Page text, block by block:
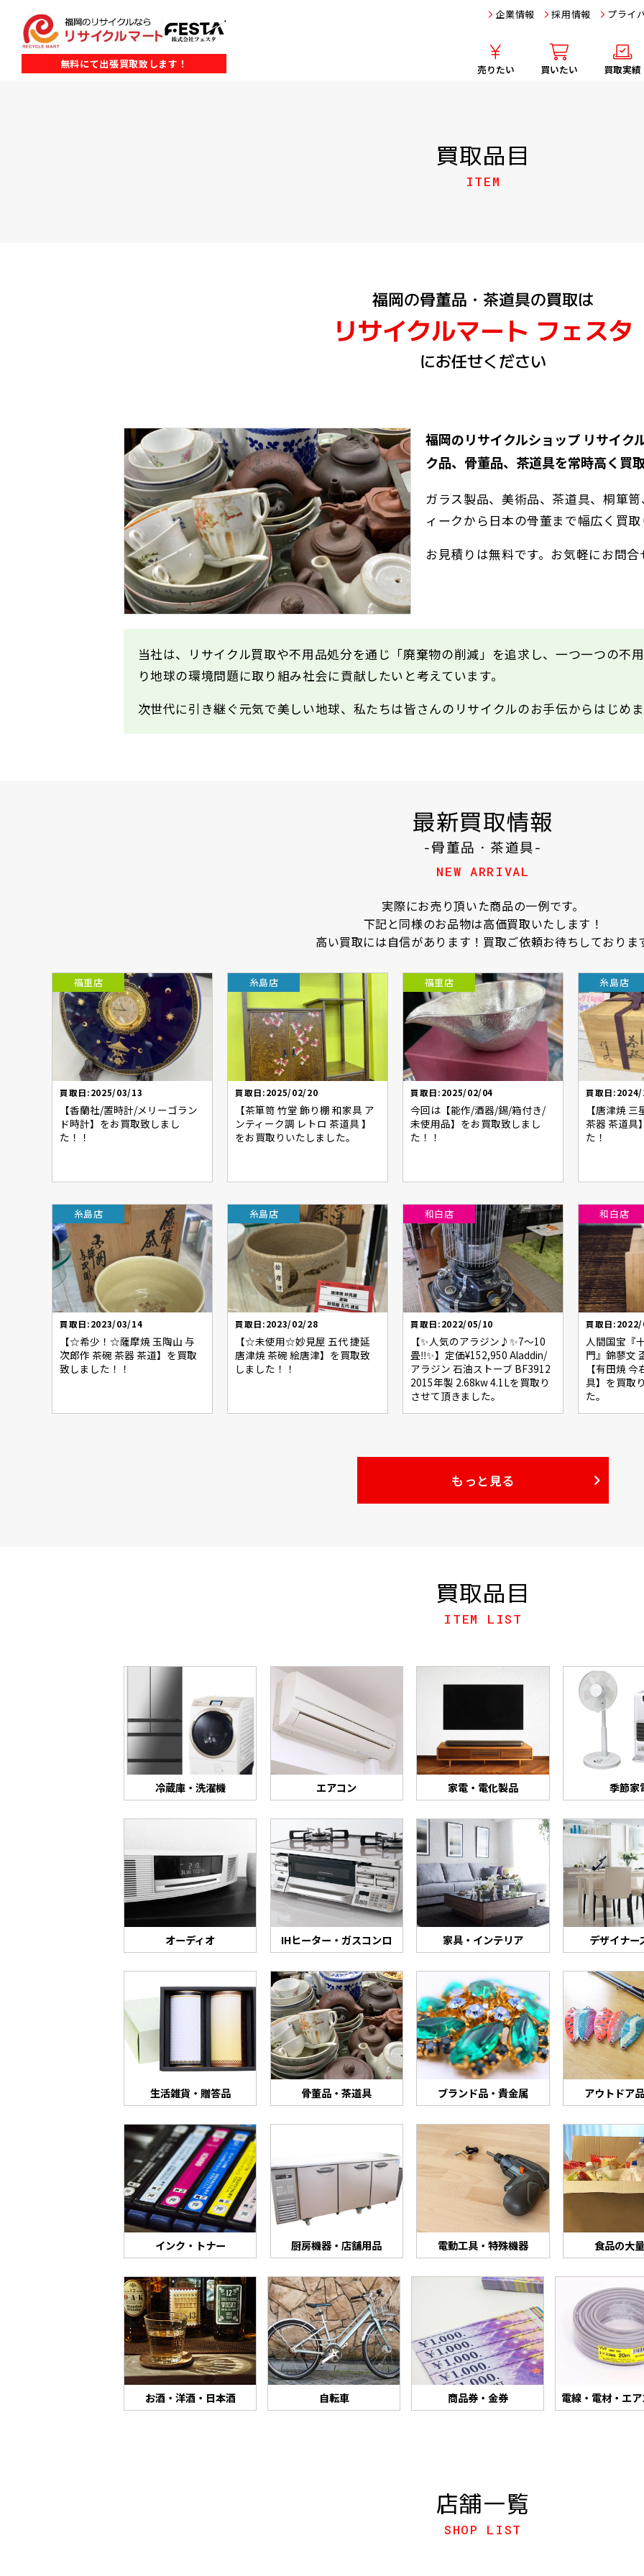
無料にて出張買取致します！
企業情報 採用情報 プライ
売りたい 買いたい 買取実績
買取品目
ITEM
福岡の骨董品・茶道具の買取は
リサイクルマート フェスタ
にお任せください
福岡のリサイクルショップ リサイク
ク品、骨董品、茶道具を常時高く買
ガラス製品、美術品、茶道具、桐箪
ィークから日本の骨董まで幅広く買
お見積りは無料です。お気軽にお問
当社は、リサイクル買取や不用品処分を通じ「廃棄物の削減」を追求し、一つ一つの不
り地球の環境問題に取り組み社会に貢献したいと考えています。
次世代に引き継ぐ元気で美しい地球、私たちは皆さんのリサイクルのお手伝からはじめ
最新買取情報
-骨董品・茶道具-
NEW ARRIVAL
実際にお売り頂いた商品の一例です。
下記と同様のお品物は高価買取いたします！
高い買取には自信があります！買取ご依頼お待ちしておりま
福重店
買取日:2025/03/13
【香蘭社/置時計/メリーゴラン
ド時計】をお買取致しまし
た！！
糸島店
買取日:2025/02/20
【茶箪笥 竹堂 飾り棚 和家具 ア
ンティーク調 レトロ 茶道具 】
をお買取りいたしました。
福重店
買取日:2025/02/04
今回は【能作/酒器/錫/箱付き/
未使用品】をお買取致しまし
た！！
糸島店
買取日
【唐津焼
茶器 茶道具
た！
糸島店
買取日:2023/03/14
【☆希少！☆薩摩焼 玉陶山 与
次郎作 茶碗 茶器 茶道】を買取
致しました！！
糸島店
買取日:2023/02/28
【☆未使用☆妙見屋 五代 捷延
唐津焼 茶碗 絵唐津】を買取致
しました！！
和白店
買取日:2022/05/10
【✨人気のアラジン♪✨7〜10
畳‼️✨】定価¥152,950 Aladdin/
アラジン 石油ストーブ BF3912
2015年製 2.68kw 4.1Lを買取り
させて頂きました。
和白店
買取日
人間国宝『
門』錦蓼文
【有田焼
具】を買取
た。
もっと見る
買取品目
ITEM LIST
冷蔵庫・洗濯機 エアコン 家電・電化製品 季節家
オーディオ IHヒーター・ガスコンロ 家具・インテリア デザイナー
生活雑貨・贈答品 骨董品・茶道具 ブランド品・貴金属 アウトドア
インク・トナー 厨房機器・店舗用品 電動工具・特殊機器 食品の大
お酒・洋酒・日本酒 自転車 商品券・金券 電線・電材・エ
店舗一覧
SHOP LIST